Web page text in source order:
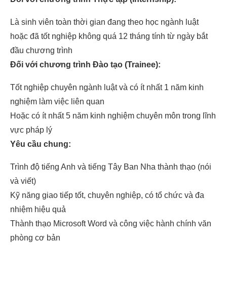
Là sinh viên toàn thời gian đang theo học ngành luật
hoặc đã tốt nghiệp không quá 12 tháng tính từ ngày bắt
đầu chương trình
Đối với chương trình Đào tạo (Trainee):
Tốt nghiệp chuyên ngành luật và có ít nhất 1 năm kinh
nghiệm làm việc liên quan
Hoặc có ít nhất 5 năm kinh nghiệm chuyên môn trong lĩnh
vực pháp lý
Yêu cầu chung:
Trình độ tiếng Anh và tiếng Tây Ban Nha thành thạo (nói
và viết)
Kỹ năng giao tiếp tốt, chuyên nghiệp, có tổ chức và đa
nhiệm hiệu quả
Thành thạo Microsoft Word và công việc hành chính văn
phòng cơ bản